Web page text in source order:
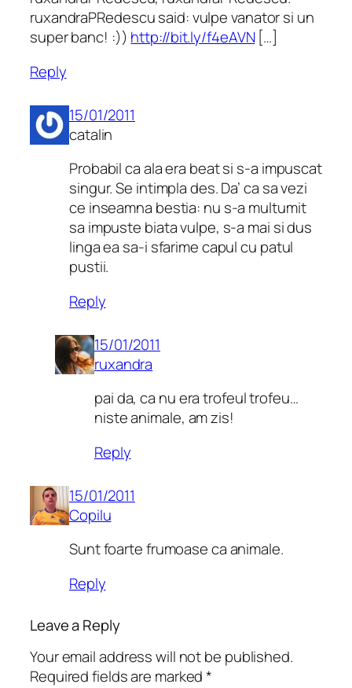
ruxandraPRedescu said: vulpe vanator si un
super banc! :)) http://bit.ly/f4eAVN[…]
Reply
15/01/2011
catalin
Probabil ca ala era beat si s-a impuscat
singur. Se intimpla des. Da’ ca sa vezi
ce inseamna bestia: nu s-a multumit
sa impuste biata vulpe, s-a mai si dus
linga ea sa-i sfarime capul cu patul
pustii.
Reply
15/01/2011
ruxandra
pai da, ca nu era trofeul trofeu…
niste animale, am zis!
Reply
15/01/2011
Copilu
Sunt foarte frumoase ca animale.
Reply
Leave a Reply
Your email address will not be published.
Required fields are marked*